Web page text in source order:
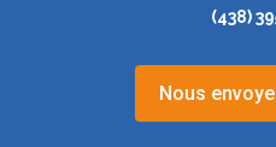
(438)
Nous